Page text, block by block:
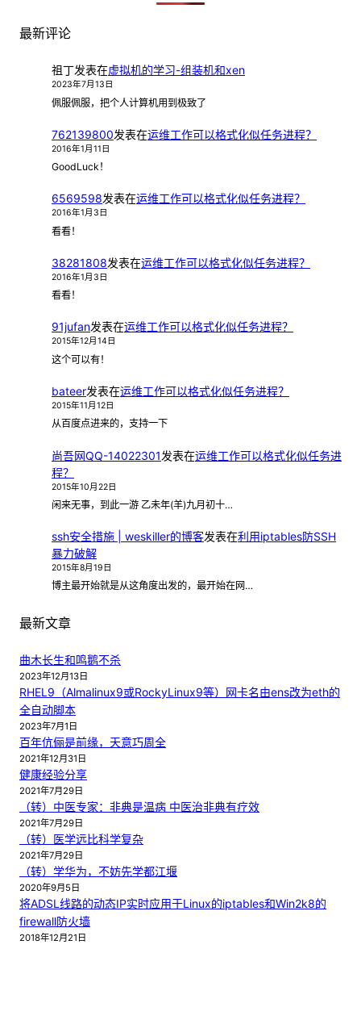
最新评论
祖丁发表在虚拟机的学习-组装机和xen
2023年7月13日
佩服佩服，把个人计算机用到极致了
762139800发表在运维工作可以格式化似任务进程？
2016年1月11日
GoodLuck！
6569598发表在运维工作可以格式化似任务进程？
2016年1月3日
看看！
38281808发表在运维工作可以格式化似任务进程？
2016年1月3日
看看！
91jufan发表在运维工作可以格式化似任务进程？
2015年12月14日
这个可以有！
bateer发表在运维工作可以格式化似任务进程？
2015年11月12日
从百度点进来的，支持一下
尚吾网QQ-14022301发表在运维工作可以格式化似任务进
程？
2015年10月22日
闲来无事，到此一游 乙未年(羊)九月初十…
ssh安全措施 | weskiller的博客发表在利用iptables防SSH
暴力破解
2015年8月19日
博主最开始就是从这角度出发的，最开始在网…
最新文章
曲木长生和鸣鹅不杀
2023年12月13日
RHEL9（Almalinux9或RockyLinux9等）网卡名由ens改为eth的
全自动脚本
2023年7月1日
百年伉俪是前缘，天意巧周全
2021年12月31日
健康经验分享
2021年7月29日
（转）中医专家：非典是温病 中医治非典有疗效
2021年7月29日
（转）医学远比科学复杂
2021年7月29日
（转）学华为，不妨先学都江堰
2020年9月5日
将ADSL线路的动态IP实时应用于Linux的iptables和Win2k8的
firewall防火墙
2018年12月21日